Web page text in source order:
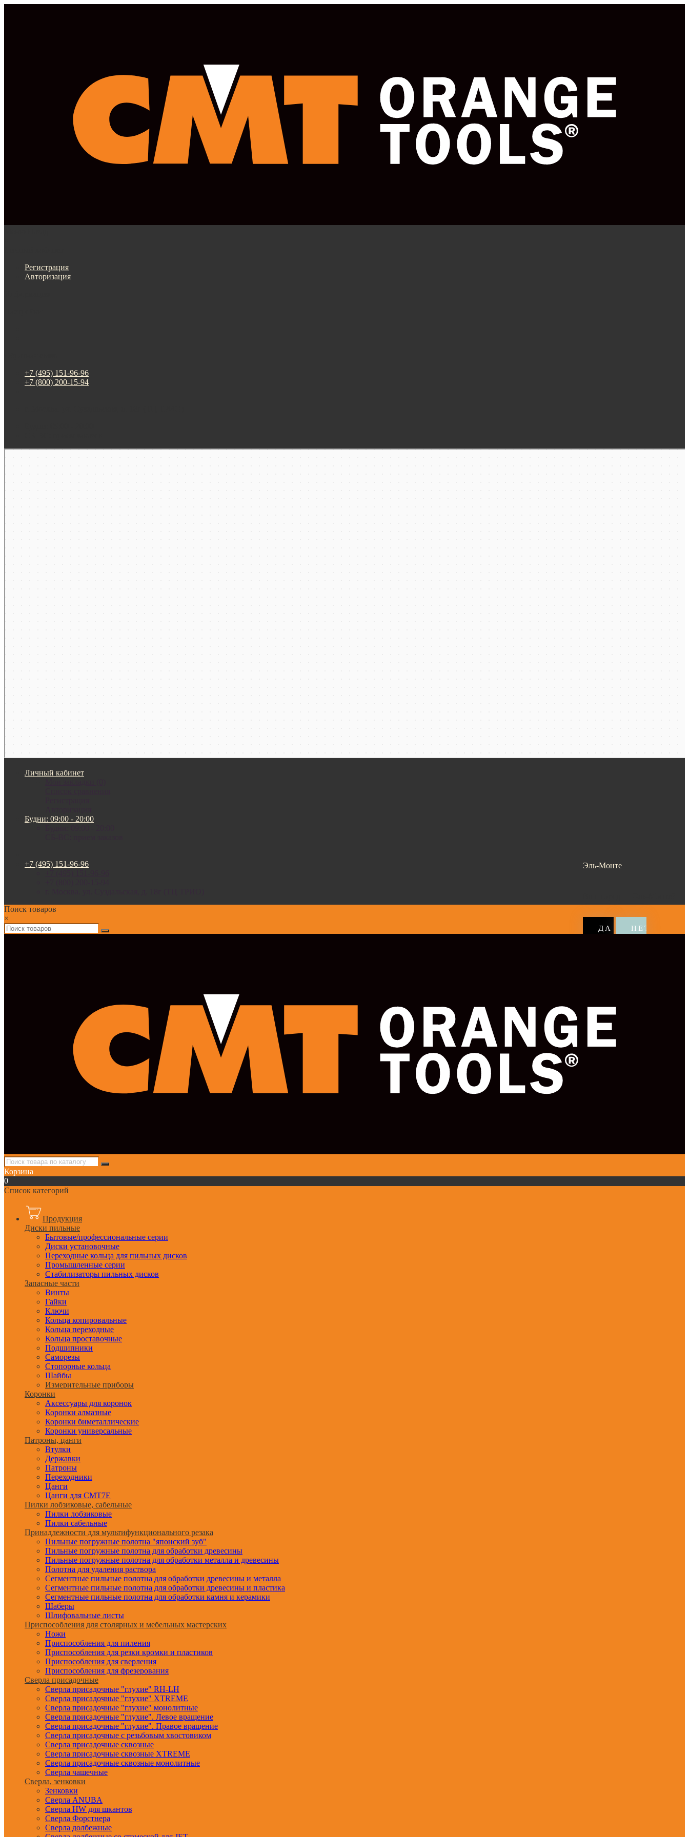
Регистрация
Авторизация
+7 (495) 151-96-96
+7 (800) 200-15-94
Москва
Личный кабинет
Будни: 09:00 - 20:00
Эль-Монте
+7 (495) 151-96-96
Поиск товаров
×
Корзина
0
Список категорий
Продукция
Диски пильные
Бытовые/профессиональные серии
Диски установочные
Переходные кольца для пильных дисков
Промышленные серии
Стабилизаторы пильных дисков
Запасные части
Винты
Гайки
Ключи
Кольца копировальные
Кольца переходные
Кольца проставочные
Подшипники
Саморезы
Стопорные кольца
Шайбы
Измерительные приборы
Коронки
Аксессуары для коронок
Коронки алмазные
Коронки биметаллические
Коронки универсальные
Патроны, цанги
Втулки
Державки
Патроны
Переходники
Цанги
Цанги для CMT7E
Пилки лобзиковые, сабельные
Пилки лобзиковые
Пилки сабельные
Принадлежности для мультифункционального резака
Пильные погружные полотна "японский зуб"
Пильные погружные полотна для обработки древесины
Пильные погружные полотна для обработки металла и древесины
Полотна для удаления раствора
Сегментные пильные полотна для обработки древесины и металла
Сегментные пильные полотна для обработки древесины и пластика
Сегментные пильные полотна для обработки камня и керамики
Шаберы
Шлифовальные листы
Приспособления для столярных и мебельных мастерских
Ножи
Приспособления для пиления
Приспособления для резки кромки и пластиков
Приспособления для сверления
Приспособления для фрезерования
Сверла присадочные
Сверла присадочные "глухие" RH-LH
Сверла присадочные "глухие" XTREME
Сверла присадочные "глухие" монолитные
Сверла присадочные "глухие". Левое вращение
Сверла присадочные "глухие". Правое вращение
Сверла присадочные с резьбовым хвостовиком
Сверла присадочные сквозные
Сверла присадочные сквозные XTREME
Сверла присадочные сквозные монолитные
Сверла чашечные
Сверла, зенковки
Зенковки
Сверла ANUBA
Сверла HW для шкантов
Сверла Форстнера
Сверла долбежные